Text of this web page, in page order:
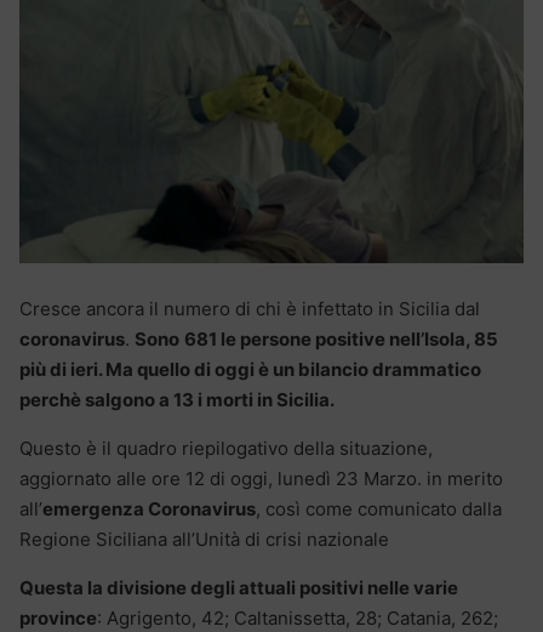
Cresce ancora il numero di chi è infettato in Sicilia dal
coronavirus. Sono 681 le persone positive nell’Isola, 85
più di ieri. Ma quello di oggi è un bilancio drammatico
perchè salgono a 13 i morti in Sicilia.
Questo è il quadro riepilogativo della situazione,
aggiornato alle ore 12 di oggi, lunedì 23 Marzo. in merito
all’emergenza Coronavirus, così come comunicato dalla
Regione Siciliana all’Unità di crisi nazionale
Questa la divisione degli attuali positivi nelle varie
province: Agrigento, 42; Caltanissetta, 28; Catania, 262;